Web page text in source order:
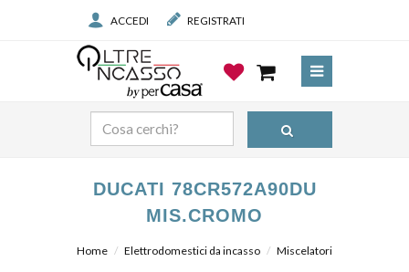
ACCEDI REGISTRATI
DUCATI 78CR572A90DU
MIS.CROMO
Home Elettrodomestici da incasso Miscelatori